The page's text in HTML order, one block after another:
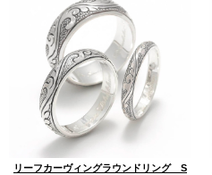
リーフカーヴィングラウンドリング S